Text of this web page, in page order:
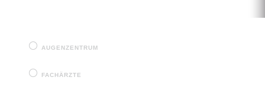
überspringenAUGENZENTRUM
FACHÄRZTE